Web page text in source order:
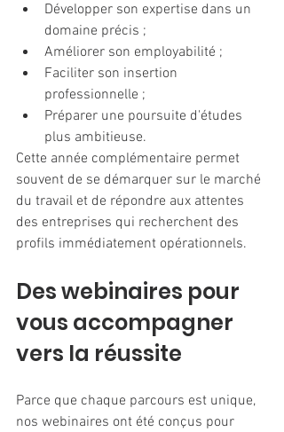
Développer son expertise dans un
domaine précis ;
Améliorer son employabilité ;
Faciliter son insertion
professionnelle ;
Préparer une poursuite d'études
plus ambitieuse.
Cette année complémentaire permet
souvent de se démarquer sur le marché
du travail et de répondre aux attentes
des entreprises qui recherchent des
profils immédiatement opérationnels.
Des webinaires pour
vous accompagner
vers la réussite
Parce que chaque parcours est unique,
nos webinaires ont été conçus pour